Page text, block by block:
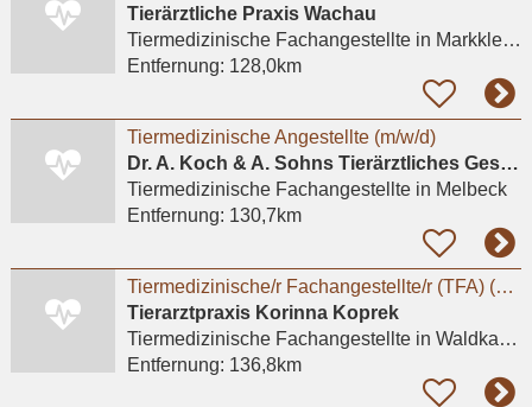
Tierärztliche Praxis Wachau
Tiermedizinische Fachangestelltein Markkleeberg, Wachau
Entfernung: 128,0km
Tiermedizinische Angestellte (m/w/d)
Dr. A. Koch & A. Sohns Tierärztliches Gesundheitszentrum Oerzen GbR
Tiermedizinische Fachangestelltein Melbeck
Entfernung: 130,7km
Tiermedizinische/r Fachangestellte/r (TFA) (m/w/d) in Teilzeit
Tierarztpraxis Korinna Koprek
Tiermedizinische Fachangestelltein Waldkappel
Entfernung: 136,8km